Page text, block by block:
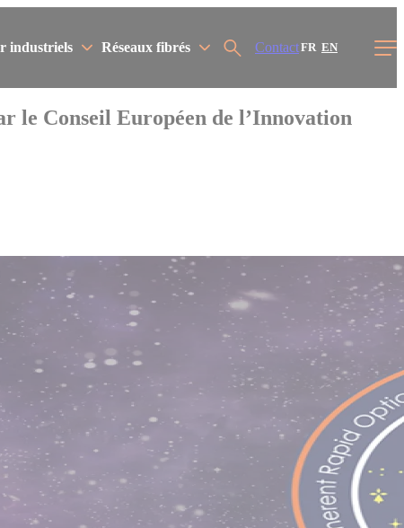
industriels Réseaux fibrés ContactFR EN
le Conseil Européen de l’Innovation